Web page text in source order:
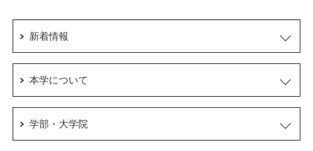
新着情報
本学について
学部・大学院